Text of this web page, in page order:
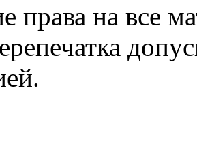
права на все